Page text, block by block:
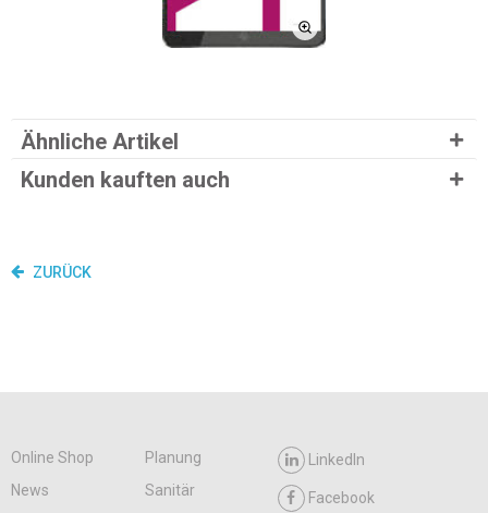
Ähnliche Artikel
Kunden kauften auch
ZURÜCK
Online Shop
Planung
News
Sanitär
LinkedIn
Facebook